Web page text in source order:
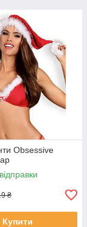
Obsessive
₴
Купити